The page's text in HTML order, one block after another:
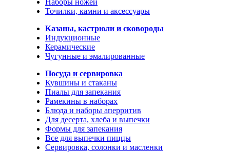
Наборы ножей
Точилки, камни и аксессуары
Казаны, кастрюли и сковороды
Индукционные
Керамические
Чугунные и эмалированные
Посуда и сервировка
Кувшины и стаканы
Пиалы для запекания
Рамекины в наборах
Блюда и наборы аперритив
Для десерта, хлеба и выпечки
Формы для запекания
Все для выпечки пиццы
Сервировка, солонки и масленки